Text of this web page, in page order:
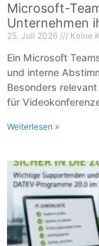
Microsoft-
Unternehmen
25. Juli 2026 Keine
Ein Microsoft
und interne
Besonders
für
Weiterlesen »